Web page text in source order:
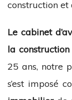
Le cabinet
la
25 ans, notre
s’est imposé